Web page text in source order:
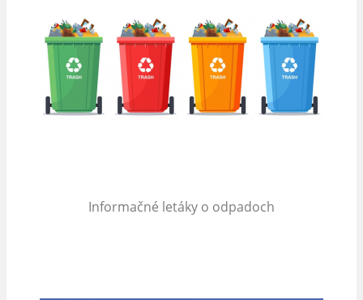
Informačné letáky o odpadoch